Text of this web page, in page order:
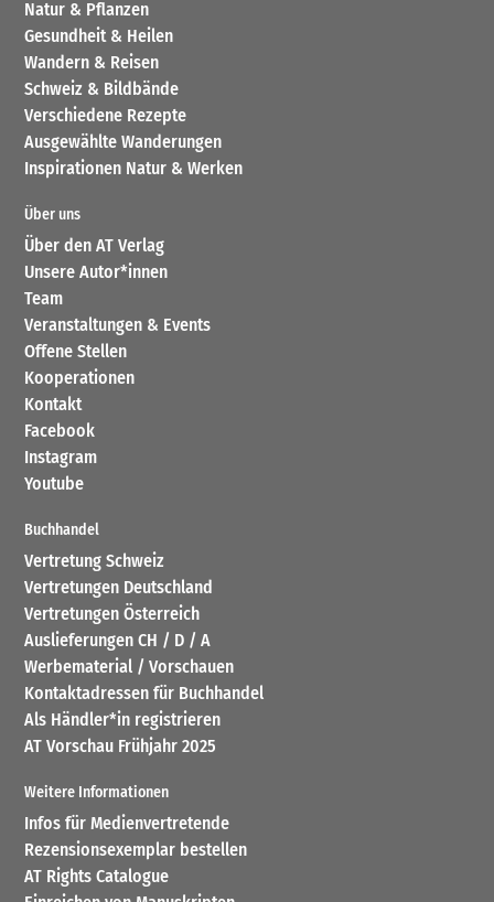
Natur & Pflanzen
Gesundheit & Heilen
Wandern & Reisen
Schweiz & Bildbände
Verschiedene Rezepte
Ausgewählte Wanderungen
Inspirationen Natur & Werken
Über uns
Über den AT Verlag
Unsere Autor*innen
Team
Veranstaltungen & Events
Offene Stellen
Kooperationen
Kontakt
Facebook
Instagram
Youtube
Buchhandel
Vertretung Schweiz
Vertretungen Deutschland
Vertretungen Österreich
Auslieferungen CH / D / A
Werbematerial / Vorschauen
Kontaktadressen für Buchhandel
Als Händler*in registrieren
AT Vorschau Frühjahr 2025
Weitere Informationen
Infos für Medienvertretende
Rezensionsexemplar bestellen
AT Rights Catalogue